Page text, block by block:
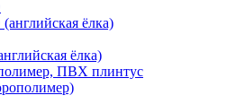
ёлка)
ёлка)
ПВХ плинтус